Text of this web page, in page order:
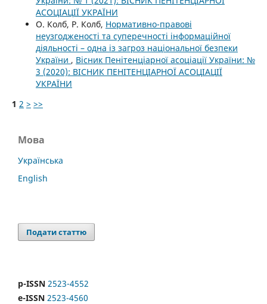
АСОЦІАЦІЇ УКРАЇНИ
О. Колб, Р. Колб, Нормативно-правові
неузгодженості та суперечності інформаційної
діяльності – одна із загроз національної безпеки
України , Вісник Пенітенціарної асоціації України: №
3 (2020): ВІСНИК ПЕНІТЕНЦІАРНОЇ АСОЦІАЦІЇ
УКРАЇНИ
1 2 > >>
Мова
Українська
English
Подати статтю
p-ISSN 2523-4552
e-ISSN 2523-4560